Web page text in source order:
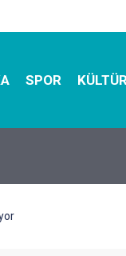
SPOR
ve Çevre